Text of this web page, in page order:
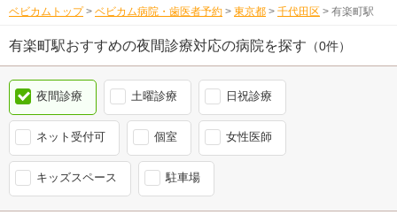
ベビカムトップ > ベビカム病院・歯医者予約 > 東京都 > 千代田区 > 有楽町駅
有楽町駅おすすめの夜間診療対応の病院を探す （0件）
夜間診療 土曜診療 日祝診療
ネット受付可 個室 女性医師
キッズスペース 駐車場